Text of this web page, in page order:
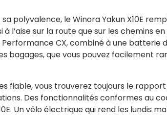
sa polyvalence, le Winora Yakun X10E
l’aise sur la route que sur les chemins
Performance CX, combiné à une
bagages, que vous pouvez facilement
fiable, vous trouverez toujours le
Des fonctionnalités conformes au
Un vélo électrique qui rend les lundis